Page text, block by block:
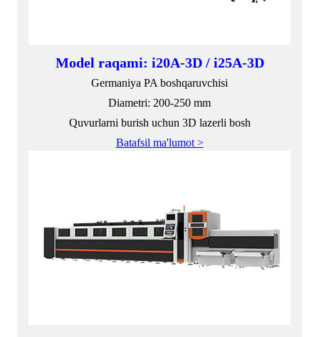
Model raqami: i20A-3D / i25A-3D
Germaniya PA boshqaruvchisi
Diametri: 200-250 mm
Quvurlarni burish uchun 3D lazerli bosh
Batafsil ma'lumot >